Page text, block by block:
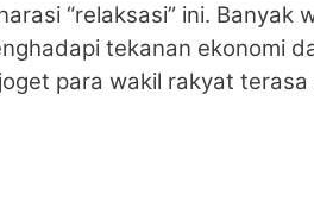
“relaksasi” ini.
tekanan ekonomi
para wakil rakyat